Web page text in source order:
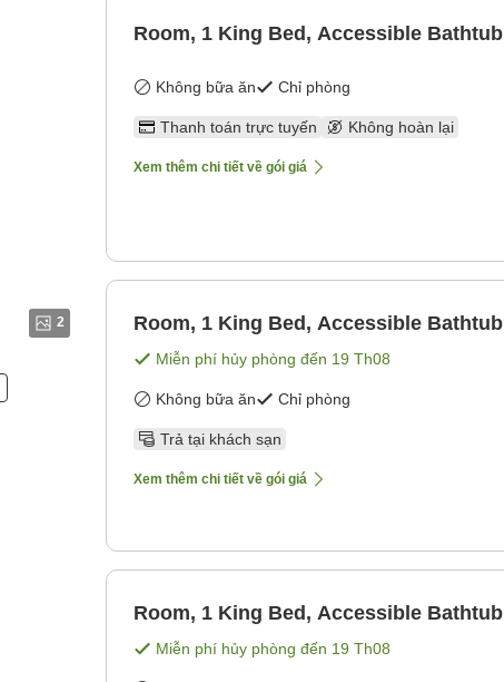
2
Room, 1 King Bed, Accessible Bathtub
Không bữa ăn Chỉ phòng
Thanh toán trực tuyến Không hoàn lại
Xem thêm chi tiết về gói giá
Room, 1 King Bed, Accessible Bathtub
Miễn phí hủy phòng đến 19 Th08
Không bữa ăn Chỉ phòng
Trả tại khách sạn
Xem thêm chi tiết về gói giá
Room, 1 King Bed, Accessible Bathtub
Miễn phí hủy phòng đến 19 Th08